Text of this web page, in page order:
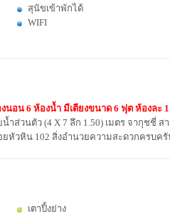
สุนัขเข้าพักได้
WIFI
อน 6 ห้องน้ำ มีเตียงขนาด 6 ฟุต ห้องละ 1
ำส่วนตัว (4 X 7 ลึก 1.50) เมตร จากุชชี่ ส
ยหัวหิน 102 สิ่งอำนวยความสะดวกครบค
เตาปิ้งย่าง